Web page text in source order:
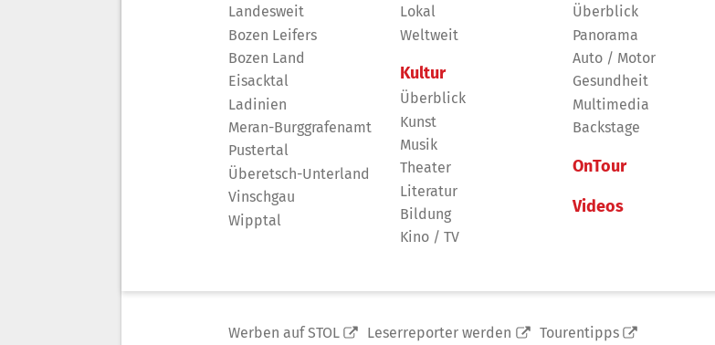
Landesweit
Bozen Leifers
Bozen Land
Eisacktal
Ladinien
Meran-Burggrafenamt
Pustertal
Überetsch-Unterland
Vinschgau
Wipptal
Lokal
Weltweit
Kultur
Überblick
Kunst
Musik
Theater
Literatur
Bildung
Kino / TV
Überblick
Panorama
Auto / Motor
Gesundheit
Multimedia
Backstage
OnTour
Videos
Werben auf STOL Leserreporter werden Tourentipps